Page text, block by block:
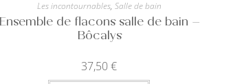
Les incontournables, Salle de bain
Ensemble de flacons salle de bain –
Bôcalys
37,50€